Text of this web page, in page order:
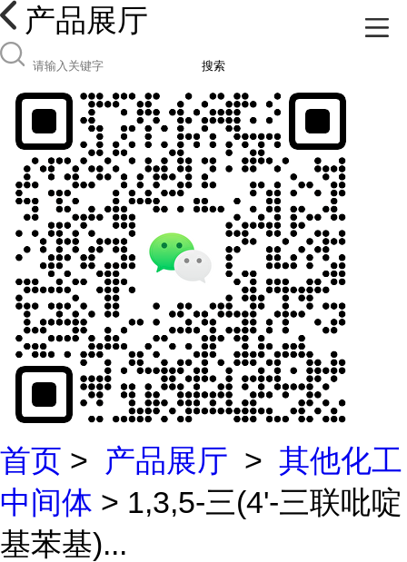
产品展厅
搜索
首页 > 产品展厅 > 其他化工
中间体 > 1,3,5-三(4'-三联吡啶
基苯基)...